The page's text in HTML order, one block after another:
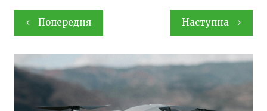
Навігація
записів
Попередня Наступна